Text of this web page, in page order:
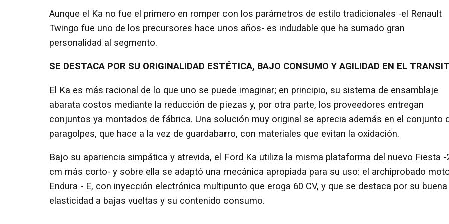
Aunque el Ka no fue el primero en romper con los parámetros de estilo tradicionales -el Renault
Twingo fue uno de los precursores hace unos años- es indudable que ha sumado gran
personalidad al segmento.
SE DESTACA POR SU ORIGINALIDAD ESTÉTICA, BAJO CONSUMO Y AGILIDAD EN EL
El Ka es más racional de lo que uno se puede imaginar; en principio, su sistema de ensamblaje
abarata costos mediante la reducción de piezas y, por otra parte, los proveedores entregan
conjuntos ya montados de fábrica. Una solución muy original se aprecia además en el conjunto
paragolpes, que hace a la vez de guardabarro, con materiales que evitan la oxidación.
Bajo su apariencia simpática y atrevida, el Ford Ka utiliza la misma plataforma del nuevo Fiesta -
cm más corto- y sobre ella se adaptó una mecánica apropiada para su uso: el archiprobado
Endura - E, con inyección electrónica multipunto que eroga 60 CV, y que se destaca por su buena
elasticidad a bajas vueltas y su contenido consumo.